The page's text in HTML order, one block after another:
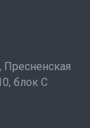
Пресненская
блок С